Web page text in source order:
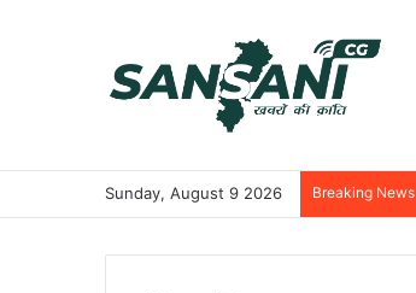
Sunday, August 9 2026 Breaking News